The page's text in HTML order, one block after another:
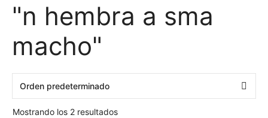
"n hembra a sma
macho"
Mostrando los 2 resultados